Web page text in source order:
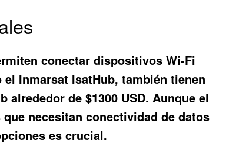
conectar dispositivos Wi-Fi
Inmarsat IsatHub, también tienen
de $1300 USD. Aunque el
necesitan conectividad de datos
es crucial.